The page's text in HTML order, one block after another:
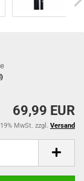
69,99 EUR
MwSt. zzgl. Versand